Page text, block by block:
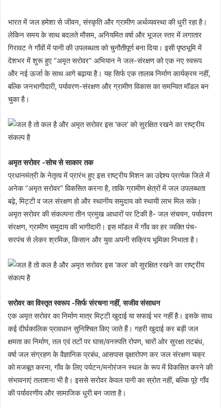
भारत में जल हमेशा से जीवन, संस्कृति और ग्रामीण अर्थव्यवस्था की धुरी रहा है।
लेकिन समय के साथ बदलते मौसम, अनियमित वर्षा और भूजल स्तर में लगातार
गिरावट ने गाँवों में पानी की उपलब्धता को चुनौतीपूर्ण बना दिया। इसी पृष्ठभूमि में
देशभर में शुरू हुए “अमृत सरोवर” अभियान ने जल-संरक्षण को एक नए स्वरूप
और नई ऊर्जा के साथ आगे बढ़ाया है। यह सिर्फ एक तालाब निर्माण कार्यक्रम नहीं,
बल्कि जनभागीदारी, पर्यावरण-संरक्षण और ग्रामीण विकास का समन्वित मॉडल बन
चुका है।
अमृत सरोवर -सोच से साकार तक
प्रधानमंत्री के नेतृत्व में प्रारंभ हुए इस राष्ट्रीय मिशन का उद्देश्य प्रत्येक जिले में
अनेक “अमृत सरोवर” विकसित करना है, ताकि ग्रामीण क्षेत्रों में जल उपलब्धता
बढ़े, मिट्टी व जल संरक्षण हो और स्थानीय समुदाय को स्थायी लाभ मिल सके।
अमृत सरोवर की संकल्पना तीन प्रमुख आधारों पर टिकी है- जल संचयन, पर्यावरण
संरक्षण, ग्रामीण समुदाय की भागीदारी। इस मॉडल में गाँव का हर व्यक्ति पंच-
सरपंच से लेकर श्रमिक, किसान और युवा अपनी सक्रिय भूमिका निभाता है।
सरोवर का विस्तृत स्वरूप -सिर्फ संरचना नहीं, सजीव संसाधन
एक अमृत सरोवर का निर्माण मात्र मिट्टी खुदाई या सफाई भर नहीं है। इसके साथ
कई दीर्घकालिक प्रावधान सुनिश्चित किए जाते हैं। गहरी खुदाई कर बड़ी जल
क्षमता का निर्माण, तल एवं तटों पर घास/वनस्पति रोपण, चारों ओर सुरक्षा तटबंध,
वर्षा जल संग्रहण के वैज्ञानिक प्रबंध, आसपास वृक्षारोपण कर जल संरक्षण चक्र
को मजबूत करना, गाँव के लिए पर्यटन/मनोरंजन स्थल के रूप में विकसित करने की
संभावनाएं तलाशना भी है। इससे सरोवर केवल पानी का स्रोत नहीं, बल्कि पूरे गाँव
की पर्यावरणीय और सामाजिक धुरी बन जाता है।